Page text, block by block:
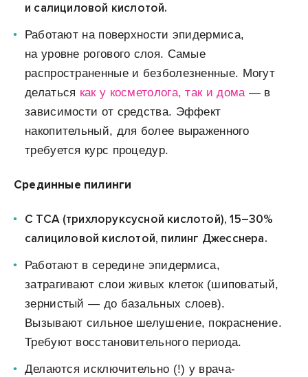
и салициловой кислотой.
Работают на поверхности эпидермиса,
на уровне рогового слоя. Самые
распространенные и безболезненные. Могут
делаться как у косметолога, так и дома— в
зависимости от средства. Эффект
накопительный, для более выраженного
требуется курс процедур.
Срединные пилинги
С TCA (трихлоруксусной кислотой), 15–30%
салициловой кислотой, пилинг Джесснера.
Работают в середине эпидермиса,
затрагивают слои живых клеток (шиповатый,
зернистый — до базальных слоев).
Вызывают сильное шелушение, покраснение.
Требуют восстановительного периода.
Делаются исключительно (!) у врача-